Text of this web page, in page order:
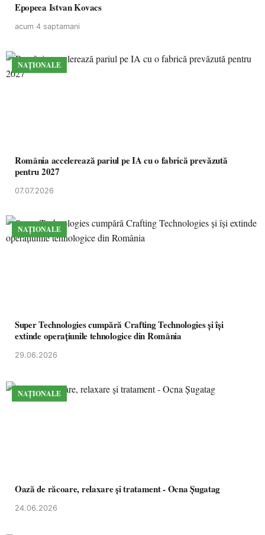
Epopeea Istvan Kovacs
acum 4 saptamani
NAȚIONALE
România accelerează pariul pe IA cu o fabrică prevăzută
pentru 2027
07.07.2026
NAȚIONALE
Super Technologies cumpără Crafting Technologies și își
extinde operațiunile tehnologice din România
29.06.2026
NAȚIONALE
Oază de răcoare, relaxare și tratament - Ocna Șugatag
24.06.2026